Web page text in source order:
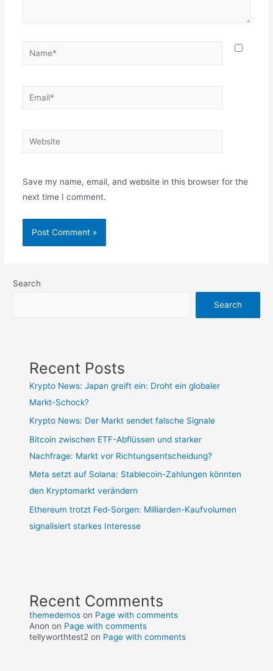
Name*
Email*
Website
Save my name, email, and website in this browser for the
next time I comment.
Search
Search
Recent Posts
Krypto News: Japan greift ein: Droht ein globaler
Markt-Schock?
Krypto News: Der Markt sendet falsche Signale
Bitcoin zwischen ETF-Abflüssen und starker
Nachfrage: Markt vor Richtungsentscheidung?
Meta setzt auf Solana: Stablecoin-Zahlungen könnten
den Kryptomarkt verändern
Ethereum trotzt Fed-Sorgen: Milliarden-Kaufvolumen
signalisiert starkes Interesse
Recent Comments
themedemos on Page with comments
Anon on Page with comments
tellyworthtest2 on Page with comments